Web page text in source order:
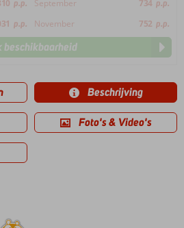
p.p. September 734 p.p.
p.p. November 752 p.p.
beschikbaarheid
Beschrijving
Foto's & Video's